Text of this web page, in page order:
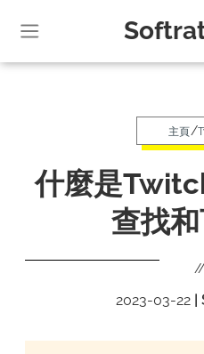
主頁/
什麼是
查找
//
2023-03-22 |